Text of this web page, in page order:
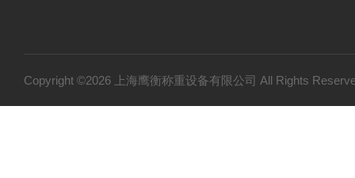
0.5吨-50吨电子吊磅
Copyright ©2026 上海鹰衡称重设备有限公司 All Rights